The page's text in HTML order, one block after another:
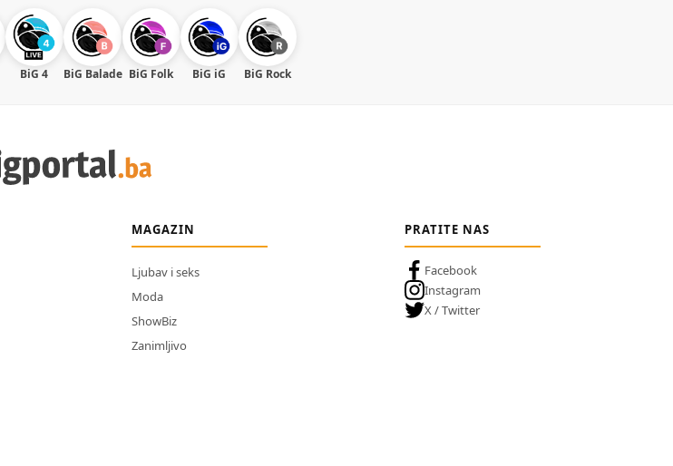
BiG 4 BiG Balade BiG Folk BiG iG BiG Rock
MAGAZIN
Ljubav i seks
Moda
ShowBiz
Zanimljivo
PRATITE NAS
Facebook
Instagram
X / Twitter